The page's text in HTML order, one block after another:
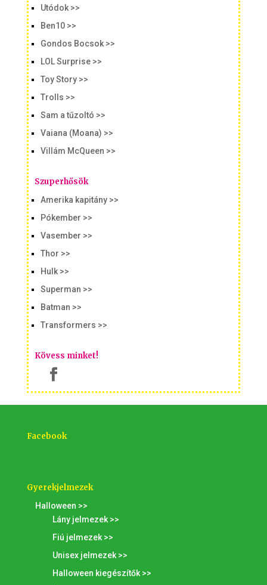
Utódok >>
Ben10 >>
Gondos Bocsok >>
LOL Surprise >>
Toy Story >>
Trolls >>
Sam a tűzoltó >>
Vaiana (Moana) >>
Villám McQueen >>
Szuperhősök
Amerika kapitány >>
Pókember >>
Vasember >>
Thor >>
Hulk >>
Superman >>
Batman >>
Transformers >>
Kövess minket!
Facebook
Gyerekjelmezek
Halloween >>
Lány jelmezek >>
Fiú jelmezek >>
Unisex jelmezek >>
Halloween kiegészítők >>